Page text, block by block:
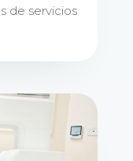
de servicios